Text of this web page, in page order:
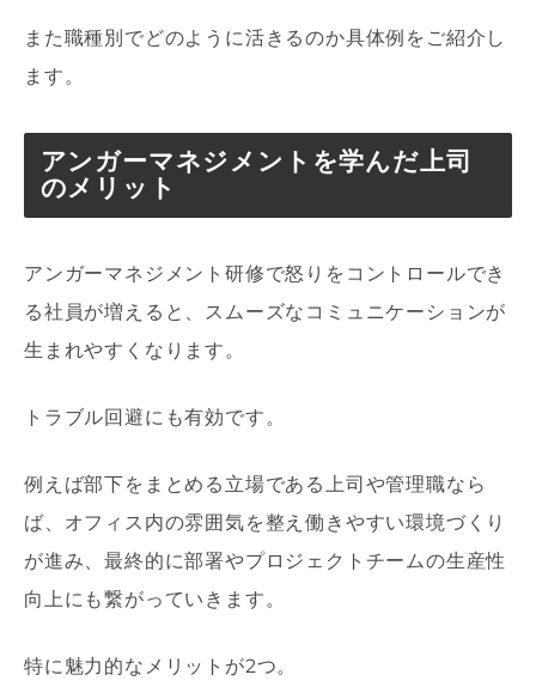
また職種別でどのように活きるのか具体例をご紹介し
ます。
アンガーマネジメントを学んだ上司
のメリット
アンガーマネジメント研修で怒りをコントロールでき
る社員が増えると、スムーズなコミュニケーションが
生まれやすくなります。
トラブル回避にも有効です。
例えば部下をまとめる立場である上司や管理職なら
ば、オフィス内の雰囲気を整え働きやすい環境づくり
が進み、最終的に部署やプロジェクトチームの生産性
向上にも繋がっていきます。
特に魅力的なメリットが2つ。